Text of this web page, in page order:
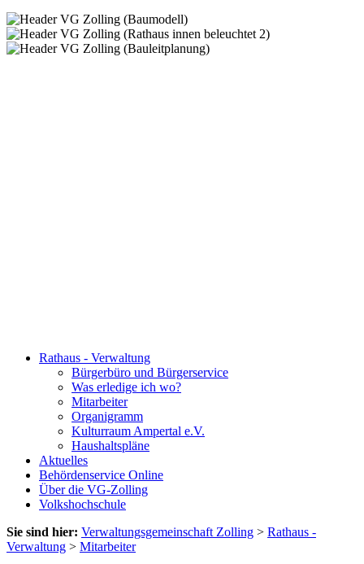
Rathaus - Verwaltung
Bürgerbüro und Bürgerservice
Was erledige ich wo?
Mitarbeiter
Organigramm
Kulturraum Ampertal e.V.
Haushaltspläne
Aktuelles
Behördenservice Online
Über die VG-Zolling
Volkshochschule
Sie sind hier: Verwaltungsgemeinschaft Zolling > Rathaus -
Verwaltung > Mitarbeiter